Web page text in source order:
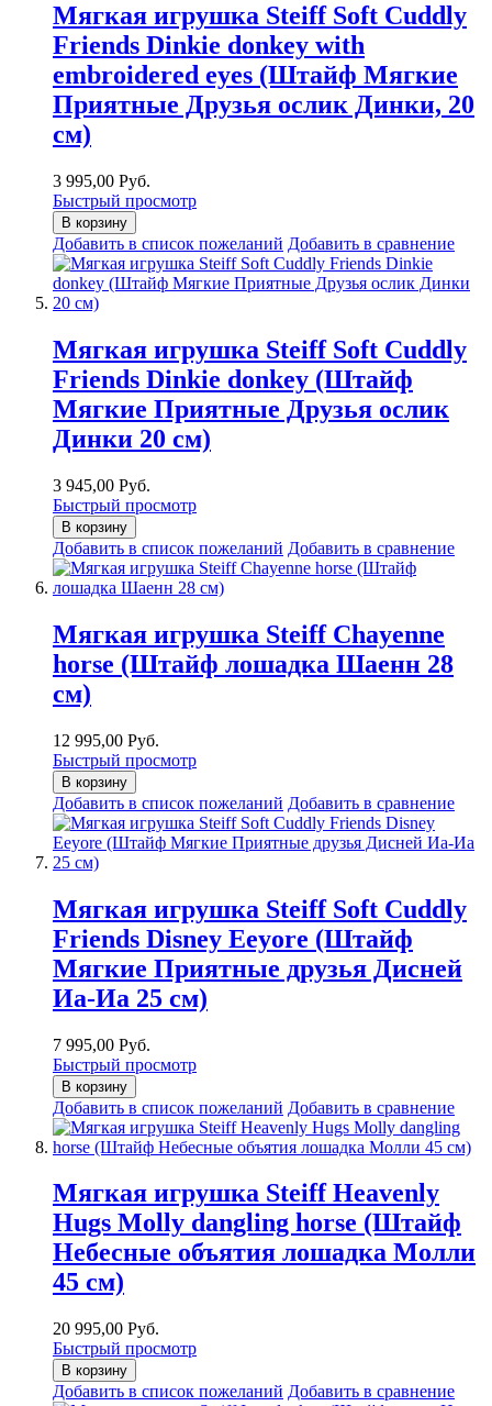
Мягкая игрушка Steiff Soft Cuddly
Friends Dinkie donkey with
embroidered eyes (Штайф Мягкие
Приятные Друзья ослик Динки, 20
см)
3 995,00 Руб.
Быстрый просмотр
В корзину
Добавить в список пожеланий Добавить в сравнение
Мягкая игрушка Steiff Soft Cuddly
Friends Dinkie donkey (Штайф
Мягкие Приятные Друзья ослик
Динки 20 см)
3 945,00 Руб.
Быстрый просмотр
В корзину
Добавить в список пожеланий Добавить в сравнение
Мягкая игрушка Steiff Chayenne
horse (Штайф лошадка Шаенн 28
см)
12 995,00 Руб.
Быстрый просмотр
В корзину
Добавить в список пожеланий Добавить в сравнение
Мягкая игрушка Steiff Soft Cuddly
Friends Disney Eeyore (Штайф
Мягкие Приятные друзья Дисней
Иа-Иа 25 см)
7 995,00 Руб.
Быстрый просмотр
В корзину
Добавить в список пожеланий Добавить в сравнение
Мягкая игрушка Steiff Heavenly
Hugs Molly dangling horse (Штайф
Небесные объятия лошадка Молли
45 см)
20 995,00 Руб.
Быстрый просмотр
В корзину
Добавить в список пожеланий Добавить в сравнение